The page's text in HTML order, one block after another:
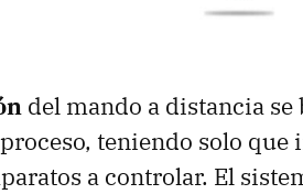
del mando a distancia se
teniendo solo
a controlar. El